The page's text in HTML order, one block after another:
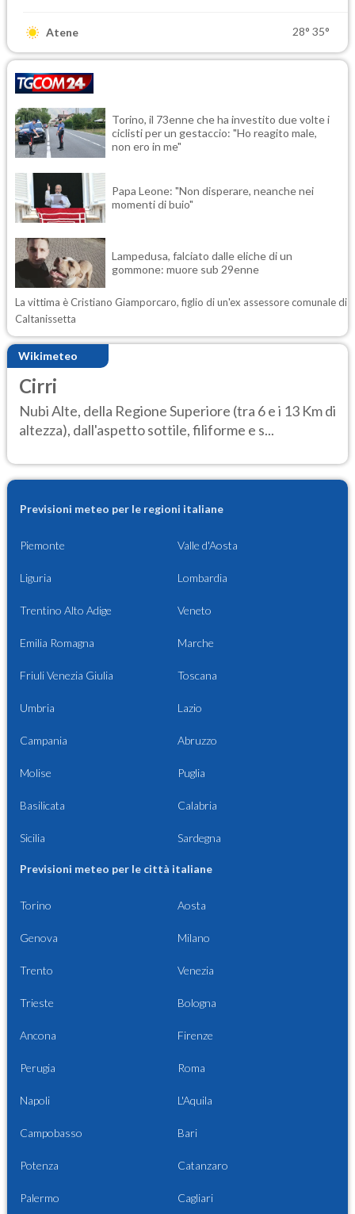
Atene 28° 35°
Torino, il 73enne che ha investito due volte i
ciclisti per un gestaccio: "Ho reagito male,
non ero in me"
Papa Leone: "Non disperare, neanche nei
momenti di buio"
Lampedusa, falciato dalle eliche di un
gommone: muore sub 29enne
La vittima è Cristiano Giamporcaro, figlio di un'ex assessore comunale di
Caltanissetta
Wikimeteo
Cirri
Nubi Alte, della Regione Superiore (tra 6 e i 13 Km di
altezza), dall'aspetto sottile, filiforme e s...
Previsioni meteo per le regioni italiane
Piemonte Valle d'Aosta
Liguria Lombardia
Trentino Alto Adige Veneto
Emilia Romagna Marche
Friuli Venezia Giulia Toscana
Umbria Lazio
Campania Abruzzo
Molise Puglia
Basilicata Calabria
Sicilia Sardegna
Previsioni meteo per le città italiane
Torino Aosta
Genova Milano
Trento Venezia
Trieste Bologna
Ancona Firenze
Perugia Roma
Napoli L'Aquila
Campobasso Bari
Potenza Catanzaro
Palermo Cagliari